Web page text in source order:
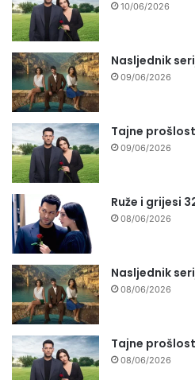
10/06/2026
Nasljednik
09/06/2026
Tajne
09/06/2026
Ruže i grijesi
08/06/2026
Nasljednik
08/06/2026
Tajne
08/06/2026